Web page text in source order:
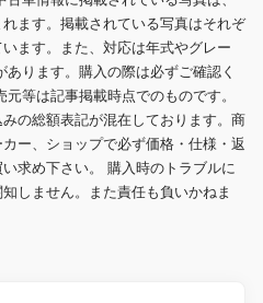
ます。掲載されている写真はそれぞ
ます。また、対応は年式やグレー
ります。購入の際は必ずご確認く
等は記事掲載時点でのものです。
の総額表記が混在しております。商
ー、ショップで必ず価格・仕様・返
求め下さい。 購入時のトラブルに
しません。また責任も負いかねま